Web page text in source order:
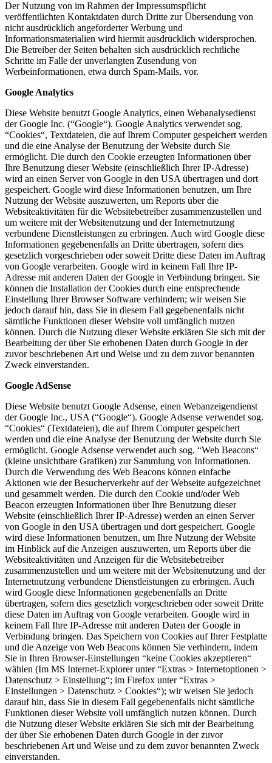
Der Nutzung von im Rahmen der Impressumspflicht
veröffentlichten Kontaktdaten durch Dritte zur Übersendung von
nicht ausdrücklich angeforderter Werbung und
Informationsmaterialien wird hiermit ausdrücklich widersprochen.
Die Betreiber der Seiten behalten sich ausdrücklich rechtliche
Schritte im Falle der unverlangten Zusendung von
Werbeinformationen, etwa durch Spam-Mails, vor.
Google Analytics
Diese Website benutzt Google Analytics, einen Webanalysedienst
der Google Inc. (“Google“). Google Analytics verwendet sog.
“Cookies“, Textdateien, die auf Ihrem Computer gespeichert werden
und die eine Analyse der Benutzung der Website durch Sie
ermöglicht. Die durch den Cookie erzeugten Informationen über
Ihre Benutzung dieser Website (einschließlich Ihrer IP-Adresse)
wird an einen Server von Google in den USA übertragen und dort
gespeichert. Google wird diese Informationen benutzen, um Ihre
Nutzung der Website auszuwerten, um Reports über die
Websiteaktivitäten für die Websitebetreiber zusammenzustellen und
um weitere mit der Websitenutzung und der Internetnutzung
verbundene Dienstleistungen zu erbringen. Auch wird Google diese
Informationen gegebenenfalls an Dritte übertragen, sofern dies
gesetzlich vorgeschrieben oder soweit Dritte diese Daten im Auftrag
von Google verarbeiten. Google wird in keinem Fall Ihre IP-
Adresse mit anderen Daten der Google in Verbindung bringen. Sie
können die Installation der Cookies durch eine entsprechende
Einstellung Ihrer Browser Software verhindern; wir weisen Sie
jedoch darauf hin, dass Sie in diesem Fall gegebenenfalls nicht
sämtliche Funktionen dieser Website voll umfänglich nutzen
können. Durch die Nutzung dieser Website erklären Sie sich mit der
Bearbeitung der über Sie erhobenen Daten durch Google in der
zuvor beschriebenen Art und Weise und zu dem zuvor benannten
Zweck einverstanden.
Google AdSense
Diese Website benutzt Google Adsense, einen Webanzeigendienst
der Google Inc., USA (“Google“). Google Adsense verwendet sog.
“Cookies“ (Textdateien), die auf Ihrem Computer gespeichert
werden und die eine Analyse der Benutzung der Website durch Sie
ermöglicht. Google Adsense verwendet auch sog. “Web Beacons“
(kleine unsichtbare Grafiken) zur Sammlung von Informationen.
Durch die Verwendung des Web Beacons können einfache
Aktionen wie der Besucherverkehr auf der Webseite aufgezeichnet
und gesammelt werden. Die durch den Cookie und/oder Web
Beacon erzeugten Informationen über Ihre Benutzung dieser
Website (einschließlich Ihrer IP-Adresse) werden an einen Server
von Google in den USA übertragen und dort gespeichert. Google
wird diese Informationen benutzen, um Ihre Nutzung der Website
im Hinblick auf die Anzeigen auszuwerten, um Reports über die
Websiteaktivitäten und Anzeigen für die Websitebetreiber
zusammenzustellen und um weitere mit der Websitenutzung und der
Internetnutzung verbundene Dienstleistungen zu erbringen. Auch
wird Google diese Informationen gegebenenfalls an Dritte
übertragen, sofern dies gesetzlich vorgeschrieben oder soweit Dritte
diese Daten im Auftrag von Google verarbeiten. Google wird in
keinem Fall Ihre IP-Adresse mit anderen Daten der Google in
Verbindung bringen. Das Speichern von Cookies auf Ihrer Festplatte
und die Anzeige von Web Beacons können Sie verhindern, indem
Sie in Ihren Browser-Einstellungen “keine Cookies akzeptieren“
wählen (Im MS Internet-Explorer unter “Extras > Internetoptionen >
Datenschutz > Einstellung“; im Firefox unter “Extras >
Einstellungen > Datenschutz > Cookies“); wir weisen Sie jedoch
darauf hin, dass Sie in diesem Fall gegebenenfalls nicht sämtliche
Funktionen dieser Website voll umfänglich nutzen können. Durch
die Nutzung dieser Website erklären Sie sich mit der Bearbeitung
der über Sie erhobenen Daten durch Google in der zuvor
beschriebenen Art und Weise und zu dem zuvor benannten Zweck
einverstanden.